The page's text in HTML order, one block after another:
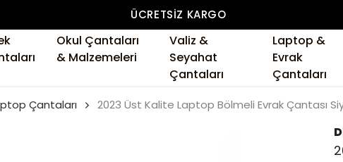
ÜCRETSIZ KARGO
Okul Çantaları
& Malzemeleri
Valiz &
Seyahat
Çantaları
Laptop &
Evrak
Çantaları
Çantaları 2023 Üst Kalite Laptop Bölmeli Evrak Çantası